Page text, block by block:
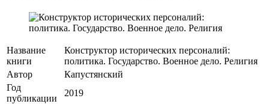
Название
книги
Конструктор исторических персоналий:
политика. Государство. Военное дело. Религия
Автор
Капустянский
Год
публикации
2019